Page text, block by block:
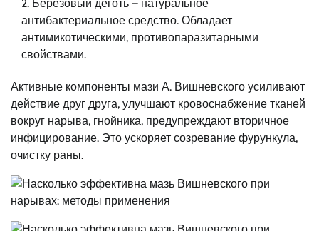
Березовый деготь – натуральное
антибактериальное средство. Обладает
антимикотическими, противопаразитарными
свойствами.
Активные компоненты мази А. Вишневского усиливают
действие друг друга, улучшают кровоснабжение тканей
вокруг нарыва, гнойника, предупреждают вторичное
инфицирование. Это ускоряет созревание фурункула,
очистку раны.